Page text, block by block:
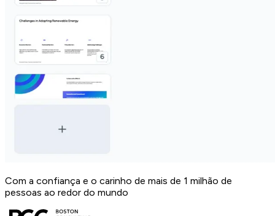
Com a confiança e o carinho de mais de 1 milhão de
pessoas ao redor do mundo